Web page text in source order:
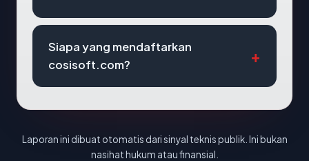
Siapa yang mendaftarkan
cosisoft.com?
Laporan ini dibuat otomatis dari sinyal teknis publik. Ini bukan
nasihat hukum atau finansial.